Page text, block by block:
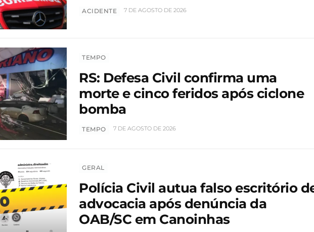
ACIDENTE 7 DE AGOSTO DE 2026
TEMPO
RS: Defesa Civil confirma uma
morte e cinco feridos após ciclone
bomba
TEMPO 7 DE AGOSTO DE 2026
GERAL
Polícia Civil autua falso escritório
advocacia após denúncia da
OAB/SC em Canoinhas